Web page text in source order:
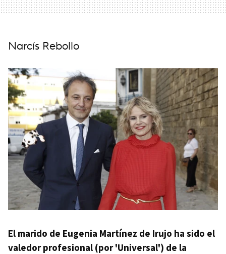
Narcís Rebollo
El marido de Eugenia Martínez de Irujo ha sido el
valedor profesional (por 'Universal') de la